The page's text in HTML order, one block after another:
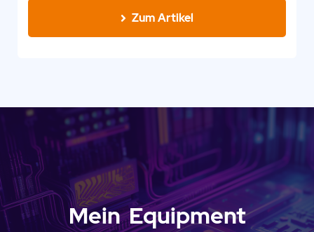
Zum Artikel
MeinEquipment